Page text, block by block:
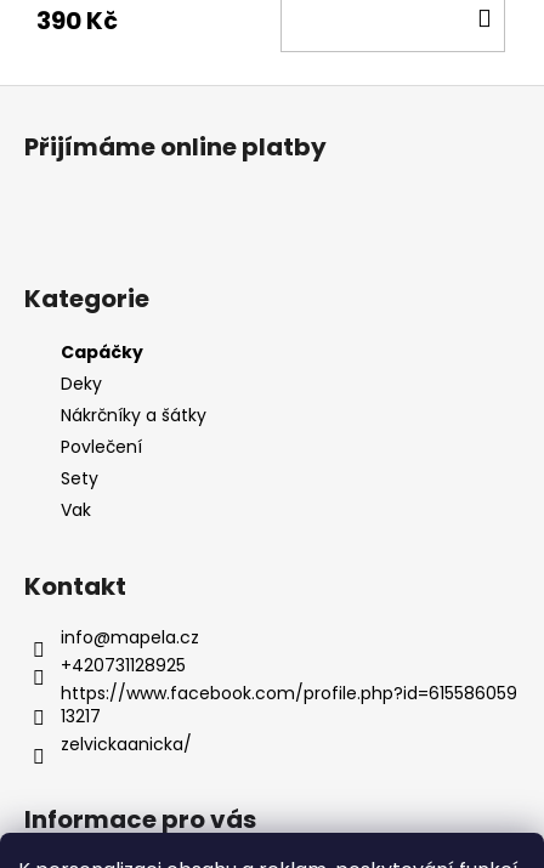
390 Kč
Z
Přijímáme online platby
Kategorie
Capáčky
Deky
Nákrčníky a šátky
Povlečení
Sety
Vak
Kontakt
info@mapela.cz
+420731128925
https://www.facebook.com/profile.php?id=615586059
13217
zelvickaanicka/
Informace pro vás